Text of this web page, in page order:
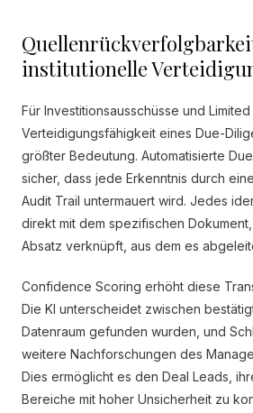
institutionelle
Für Investitionsausschüsse und
Verteidigungsfähigkeit eines Due-
größter Bedeutung. Automatisierte
sicher, dass jede Erkenntnis durch
Audit Trail untermauert wird. Jedes
direkt mit dem spezifischen
Absatz verknüpft, aus dem es
Confidence Scoring erhöht diese
Die KI unterscheidet zwischen
Datenraum gefunden wurden, und
weitere Nachforschungen des
Dies ermöglicht es den Deal Leads,
Bereiche mit hoher Unsicherheit zu